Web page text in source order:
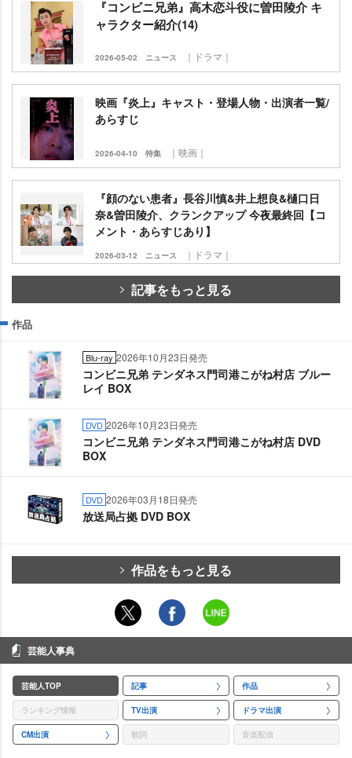
『コンビニ兄弟』高木恋斗役に曽田陵介 キ
ャラクター紹介(14)
2026-05-02 ニュース ｜ドラマ｜
映画『炎上』キャスト・登場人物・出演者一覧/
あらすじ
2026-04-10 特集 ｜映画｜
『顔のない患者』長谷川慎&井上想良&樋口日
奈&曽田陵介、クランクアップ 今夜最終回【コ
メント・あらすじあり】
2026-03-12 ニュース ｜ドラマ｜
記事をもっと見る
作品
Blu-ray 2026年10月23日発売
コンビニ兄弟 テンダネス門司港こがね村店 ブルー
レイ BOX
DVD 2026年10月23日発売
コンビニ兄弟 テンダネス門司港こがね村店 DVD
BOX
DVD 2026年03月18日発売
放送局占拠 DVD BOX
作品をもっと見る
芸能人事典
芸能人TOP 記事 作品
ランキング情報 TV出演 ドラマ出演
CM出演 歌詞 音楽配信